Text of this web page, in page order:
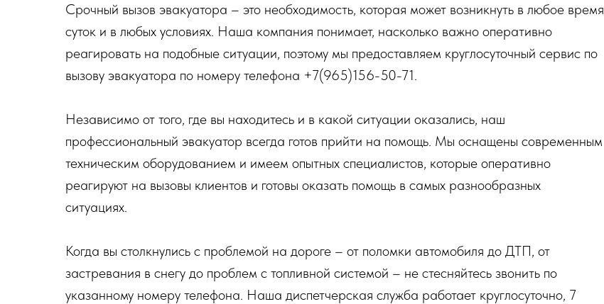
Срочный вызов эвакуатора – это необходимость, которая может возникнуть в любое время
суток и в любых условиях. Наша компания понимает, насколько важно оперативно
реагировать на подобные ситуации, поэтому мы предоставляем круглосуточный сервис по
вызову эвакуатора по номеру телефона +7(965)156-50-71.
Независимо от того, где вы находитесь и в какой ситуации оказались, наш
профессиональный эвакуатор всегда готов прийти на помощь. Мы оснащены современным
техническим оборудованием и имеем опытных специалистов, которые оперативно
реагируют на вызовы клиентов и готовы оказать помощь в самых разнообразных
ситуациях.
Когда вы столкнулись с проблемой на дороге – от поломки автомобиля до ДТП, от
застревания в снегу до проблем с топливной системой – не стесняйтесь звонить по
указанному номеру телефона. Наша диспетчерская служба работает круглосуточно, 7